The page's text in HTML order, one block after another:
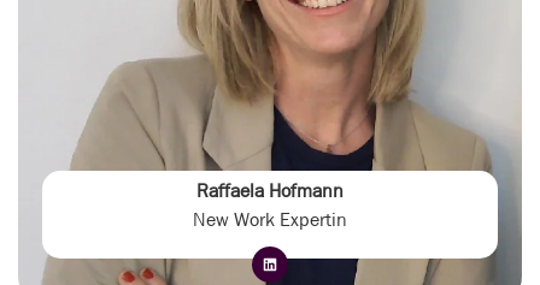
Raffaela Hofmann
New Work Expertin